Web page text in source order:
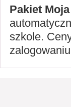
Pakiet
szkole.